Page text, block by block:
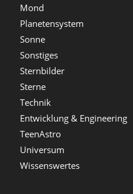
Mond
Planetensystem
Sonne
Sonstiges
Sternbilder
Sterne
Technik
Entwicklung & Engineering
TeenAstro
Universum
Wissenswertes